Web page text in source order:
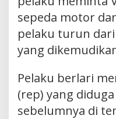
sepeda motor
pelaku turun
yang
Pelaku berlari
(rep) yang
sebelumnya di